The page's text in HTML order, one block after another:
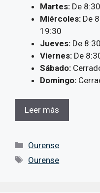
Martes: De
Miércoles: De
19:30
Jueves: De
Viernes: De
Sábado:
Domingo:
Leer más
Categorías
Ourense
Etiquetas
Ourense